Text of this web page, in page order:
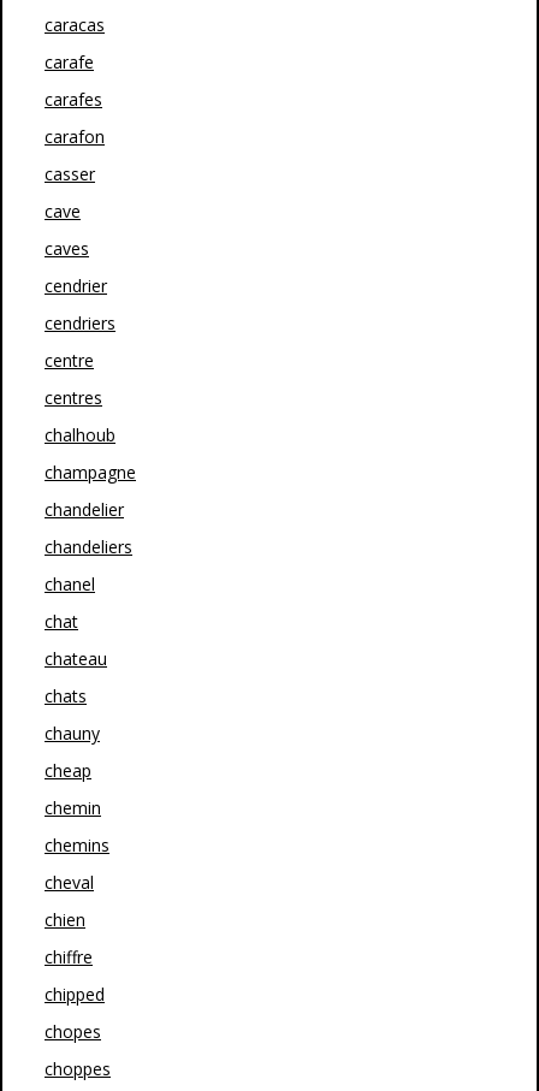
caracas
carafe
carafes
carafon
casser
cave
caves
cendrier
cendriers
centre
centres
chalhoub
champagne
chandelier
chandeliers
chanel
chat
chateau
chats
chauny
cheap
chemin
chemins
cheval
chien
chiffre
chipped
chopes
choppes